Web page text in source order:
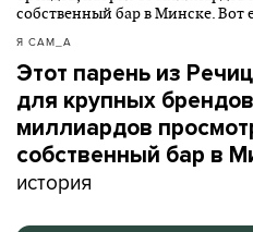
Я САМ_А
Этот парень из
для крупных
миллиардов
собственный бар в
история